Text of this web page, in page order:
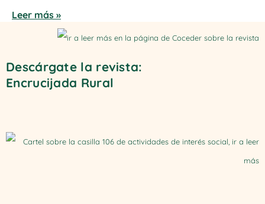
Leer más »
Descárgate la revista:
Encrucijada Rural